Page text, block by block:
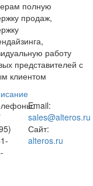
полную
продаж,
работу
представителей с
клиентом
Email:
sales@alteros.ru
Сайт:
alteros.ru